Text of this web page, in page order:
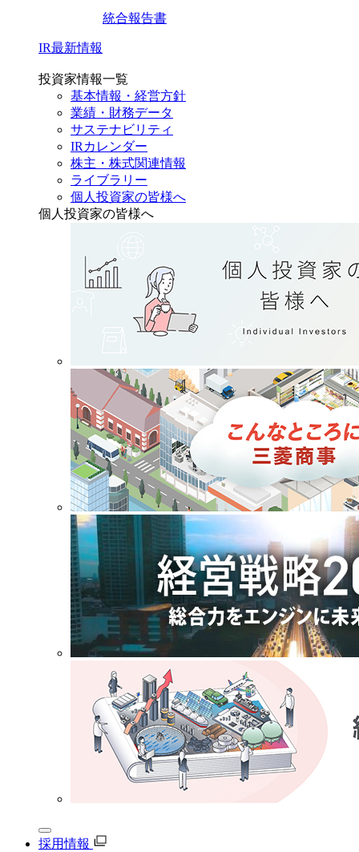
統合報告書
IR最新情報
投資家情報一覧
基本情報・経営方針
業績・財務データ
サステナビリティ
IRカレンダー
株主・株式関連情報
ライブラリー
個人投資家の皆様へ
個人投資家の皆様へ
採用情報